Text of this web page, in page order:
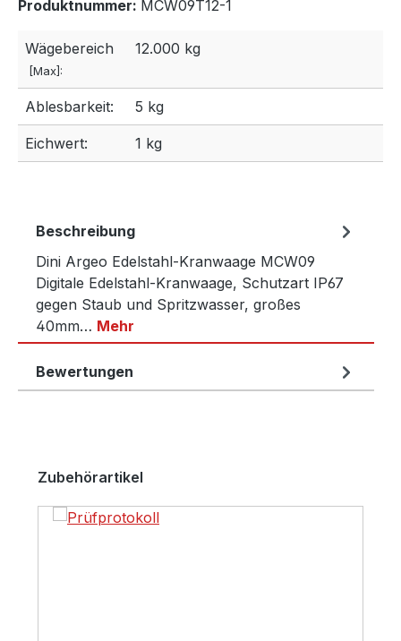
Produktnummer: MCW09T12-1
Wägebereich
[Max]:
12.000 kg
Ablesbarkeit: 5 kg
Eichwert: 1 kg
Beschreibung
Dini Argeo Edelstahl-Kranwaage MCW09
Digitale Edelstahl-Kranwaage, Schutzart IP67
gegen Staub und Spritzwasser, großes
40mm… Mehr
Bewertungen
Produktgalerie überspringen
Zubehörartikel